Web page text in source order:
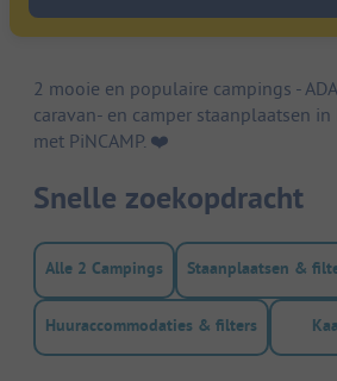
2 mooie en populaire campings -
caravan- en camper staanplaatsen
met PiNCAMP. ❤️️
Snelle zoekopdracht
Alle 2 Campings Staanplaatsen &
Huuraccommodaties & filters